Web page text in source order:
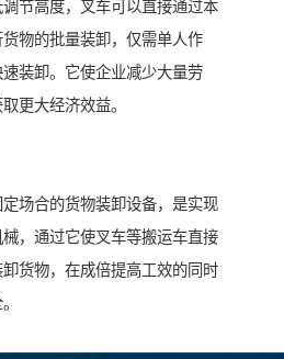
节高度，叉车可以直接通过本
物的批量装卸，仅需单人作
装卸。它使企业减少大量劳
更大经济效益。
场合的货物装卸设备，是实现
，通过它使叉车等搬运车直接
货物，在成倍提高工效的同时